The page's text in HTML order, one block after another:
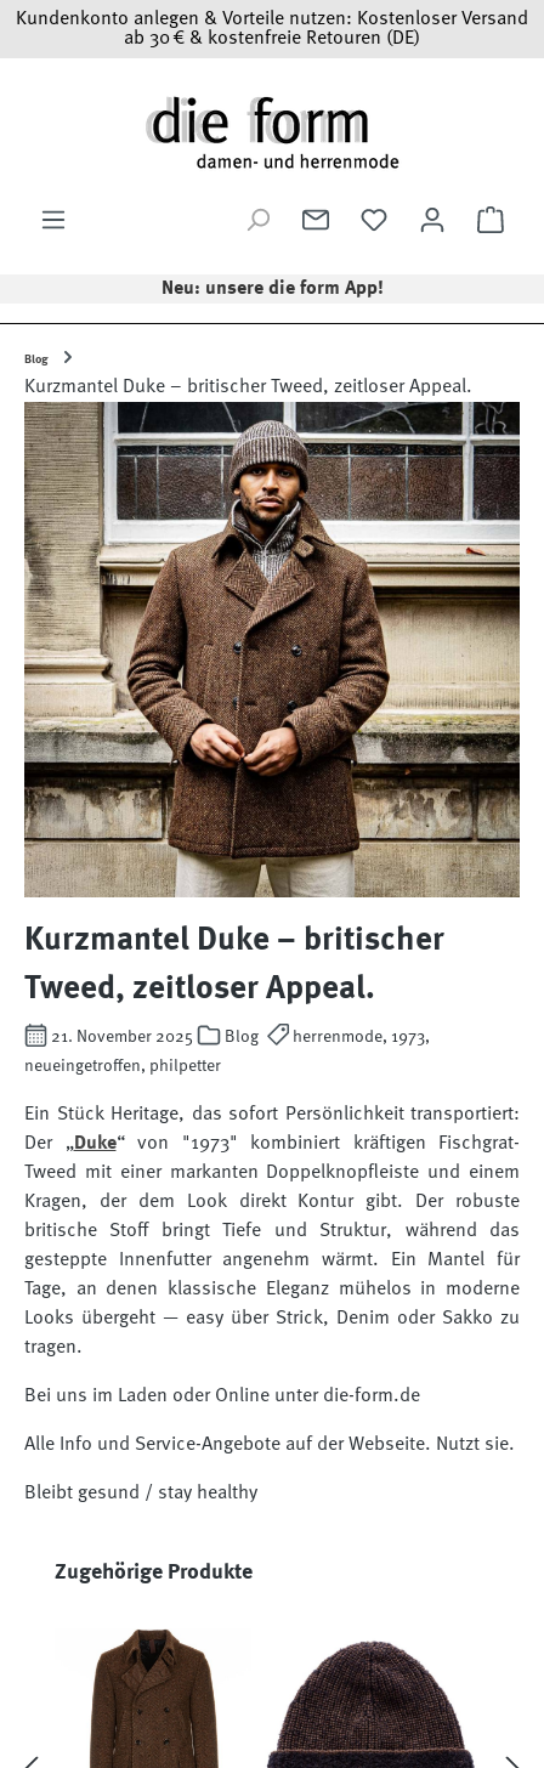
Zum Hauptinhalt springen
Kundenkonto anlegen & Vorteile nutzen: Kostenloser Versand
ab 30 € & kostenfreie Retouren (DE)
Neu: unsere die form App!
Blog
Kurzmantel Duke – britischer Tweed, zeitloser Appeal.
Kurzmantel Duke – britischer
Tweed, zeitloser Appeal.
21. November 2025 Blog
herrenmode, 1973,
neueingetroffen, philpetter
Ein Stück Heritage, das sofort Persönlichkeit transportiert:
Der „Duke“ von "1973" kombiniert kräftigen Fischgrat-
Tweed mit einer markanten Doppelknopfleiste und einem
Kragen, der dem Look direkt Kontur gibt. Der robuste
britische Stoff bringt Tiefe und Struktur, während das
gesteppte Innenfutter angenehm wärmt. Ein Mantel für
Tage, an denen klassische Eleganz mühelos in moderne
Looks übergeht — easy über Strick, Denim oder Sakko zu
tragen.
Bei uns im Laden oder Online unter die-form.de
Alle Info und Service-Angebote auf der Webseite. Nutzt sie.
Bleibt gesund / stay healthy
Produktgalerie überspringen
Zugehörige Produkte